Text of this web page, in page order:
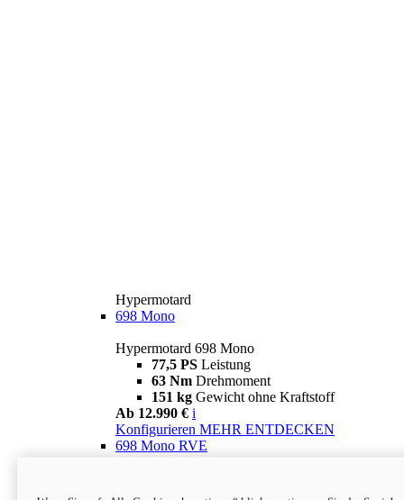
Hypermotard
698 Mono
Hypermotard 698 Mono
77,5 PS Leistung
63 Nm Drehmoment
151 kg Gewicht ohne Kraftstoff
Ab 12.990 € i
Konfigurieren MEHR ENTDECKEN
698 Mono RVE
77,5 PS
Leistung